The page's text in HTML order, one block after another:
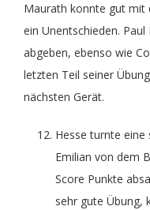
Handball
JederMänner
Montagstreff –
Saisonheft
Mitgliedschaft
Geschichte vom
Unterstützer
Maurath konnte gut mit
ein Unentschieden.
abgeben, ebenso wie
letzten Teil seiner
nächsten Gerät.
Hesse turnte eine
Emilian von dem
Score Punkte
sehr gute Übung,